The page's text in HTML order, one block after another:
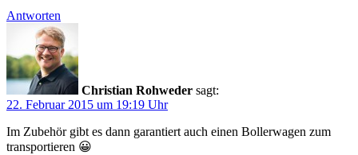
Antworten
Christian Rohweder sagt:
22. Februar 2015 um 19:19 Uhr
Im Zubehör gibt es dann garantiert auch einen Bollerwagen zum
transportieren 😀